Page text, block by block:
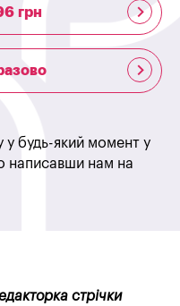
грн
у будь-який момент у
написавши нам на
стрічки